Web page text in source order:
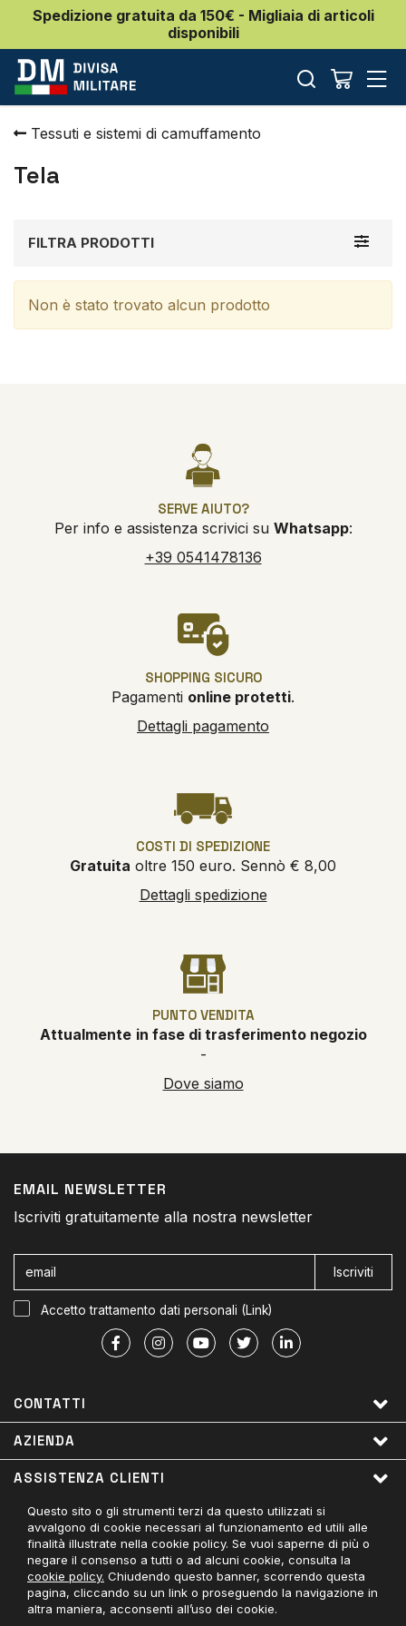
Spedizione gratuita da 150€ - Migliaia di articoli
disponibili
Tessuti e sistemi di camuffamento
Tela
Toggle
FILTRA PRODOTTI
Non è stato trovato alcun prodotto
SERVE AIUTO?
Per info e assistenza scrivici su Whatsapp:
+39 0541478136
SHOPPING SICURO
Pagamenti online protetti.
Dettagli pagamento
COSTI DI SPEDIZIONE
Gratuita oltre 150 euro. Sennò € 8,00
Dettagli spedizione
PUNTO VENDITA
Attualmente in fase di trasferimento negozio
-
Dove siamo
EMAIL NEWSLETTER
Iscriviti gratuitamente alla nostra newsletter
Iscriviti
Accetto trattamento dati personali (Link)
CONTATTI
AZIENDA
ASSISTENZA CLIENTI
LINK UTILI
PAGAMENTI ACCETTATI
CONTATTACI
Questo sito o gli strumenti terzi da questo utilizzati si
avvalgono di cookie necessari al funzionamento ed utili alle
finalità illustrate nella cookie policy. Se vuoi saperne di più o
negare il consenso a tutti o ad alcuni cookie, consulta la
cookie policy. Chiudendo questo banner, scorrendo questa
pagina, cliccando su un link o proseguendo la navigazione in
altra maniera, acconsenti all’uso dei cookie.